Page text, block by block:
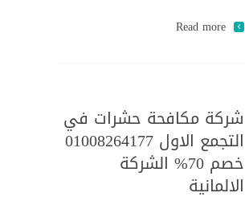
Read more
شركة مكافحة حشرات في
التجمع الاول 01008264177
خصم 70% الشركة
الالمانية